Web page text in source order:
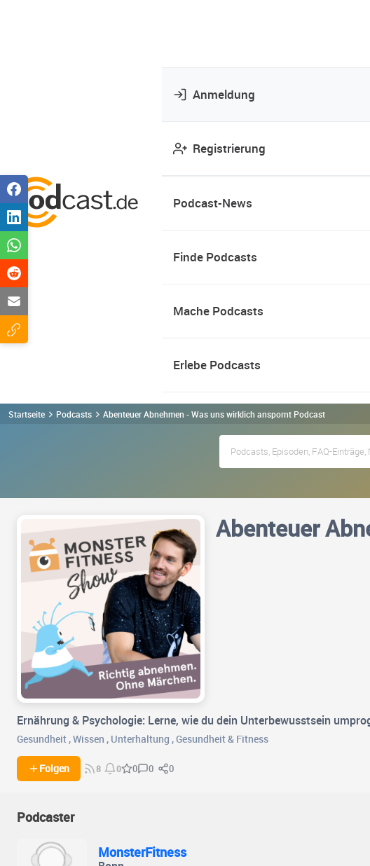
Anmeldung
Registrierung
Podcast-News
Finde Podcasts
Mache Podcasts
Erlebe Podcasts
Startseite Podcasts Abenteuer Abnehmen - Was uns wirklich anspornt Podcast
Abenteuer
Ernährung & Psychologie: Lerne, wie du dein Unterbewusstsein
Gesundheit ,Wissen , Unterhaltung ,Gesundheit & Fitness
Folgen 8 0 0 0 0
Podcaster
MonsterFitness